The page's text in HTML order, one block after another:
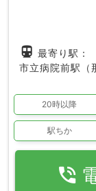
directions_subway 最寄り駅：
市立病院前駅（
20時以降
駅ちか
phone_in_talk